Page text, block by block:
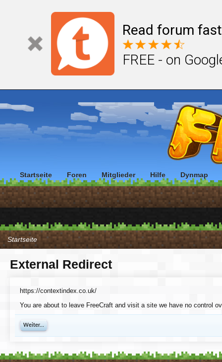
Read forum
FREE - on
Startseite
External Redirect
https://contextindex.co.uk/
You are about to leave FreeCraft and visit a site we have no control
Weiter...
Startseite Foren Mitglieder Hilfe Dynmap